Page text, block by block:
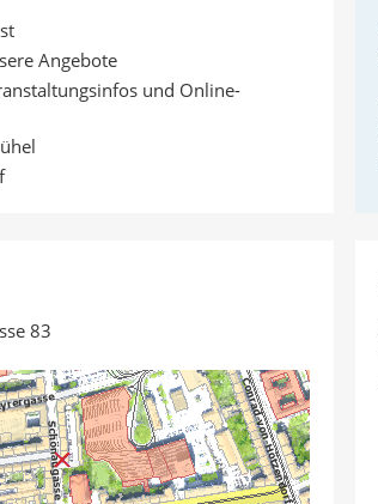
e
b
o
o
k
e
n
Angebote
und Online-
83